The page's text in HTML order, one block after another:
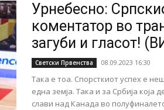
Урнебесно:
коментатор во
загуби и гласот!
Светски Првенства 08.09.2023 16:30
Така е тоа. Спорсткиот успех е
една земја. Така и за Србија која
слави над Канада во